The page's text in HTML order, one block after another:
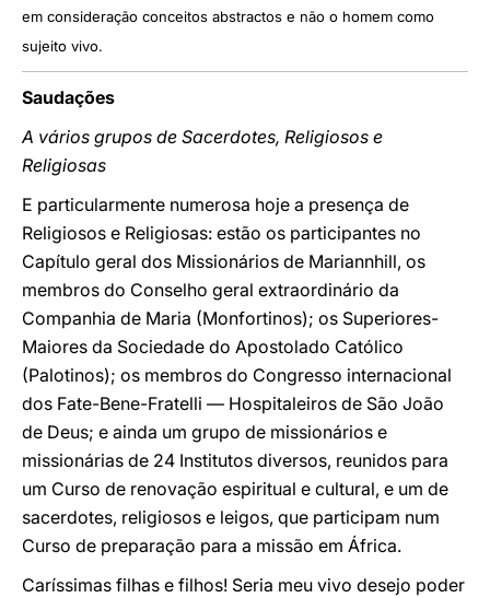
em consideração conceitos abstractos e não o homem como
sujeito vivo.
Saudações
A vários grupos de Sacerdotes, Religiosos e
Religiosas
E particularmente numerosa hoje a presença de
Religiosos e Religiosas: estão os participantes no
Capítulo geral dos Missionários de Mariannhill, os
membros do Conselho geral extraordinário da
Companhia de Maria (Monfortinos); os Superiores-
Maiores da Sociedade do Apostolado Católico
(Palotinos); os membros do Congresso internacional
dos Fate-Bene-Fratelli — Hospitaleiros de São João
de Deus; e ainda um grupo de missionários e
missionárias de 24 Institutos diversos, reunidos para
um Curso de renovação espiritual e cultural, e um de
sacerdotes, religiosos e leigos, que participam num
Curso de preparação para a missão em África.
Caríssimas filhas e filhos! Seria meu vivo desejo poder